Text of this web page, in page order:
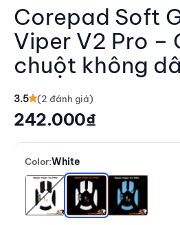
Corepad Soft
Viper V2 Pro –
chuột không
Giá giảm
242.000₫
3.5
Color:White
Black White Blue